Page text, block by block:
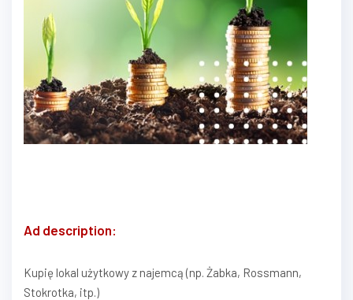
Ad description:
Kupię lokal użytkowy z najemcą (np. Żabka, Rossmann,
Stokrotka, itp.)